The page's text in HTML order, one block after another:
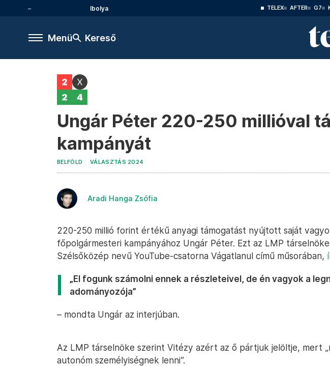
Ibolya TELEX AFTER G7
Menü Kereső
Ungár Péter 220-250 millióval
kampányát
BELFÖLD VÁLASZTÁS 2024
Aradi Hanga Zsófia
220-250 millió forint értékű anyagi támogatást nyújtott saját
főpolgármesteri kampányához Ungár Péter. Ezt az LMP
Szélsőközép nevű YouTube-csatorna Vágatlanul című műsorában,
„El fogunk számolni ennek a részleteivel, de én vagyok a
adományozója”
– mondta Ungár az interjúban.
Az LMP társelnöke szerint Vitézy azért az ő pártjuk jelöltje, mert
autonóm személyiségnek lenni”.